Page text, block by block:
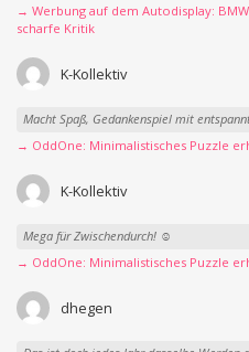
→ Werbung auf dem Autodisplay:
scharfe Kritik
K-Kollektiv
Macht Spaß, Gedankenspiel mit
→ OddOne: Minimalistisches Puzzle
K-Kollektiv
Mega für Zwischendurch! ☺️
→ OddOne: Minimalistisches Puzzle
dhegen